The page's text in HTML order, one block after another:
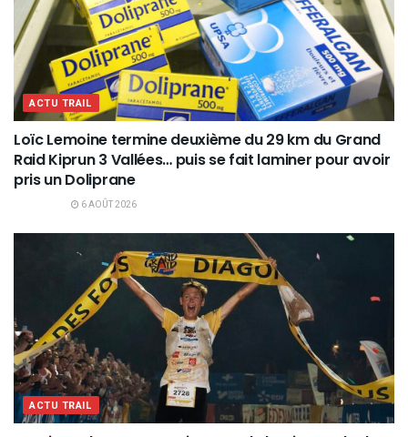
ACTU TRAIL
Loïc Lemoine termine deuxième du 29 km du Grand
Raid Kiprun 3 Vallées… puis se fait laminer pour avoir
pris un Doliprane
6 AOÛT 2026
ACTU TRAIL